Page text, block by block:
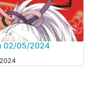
02/05/2024